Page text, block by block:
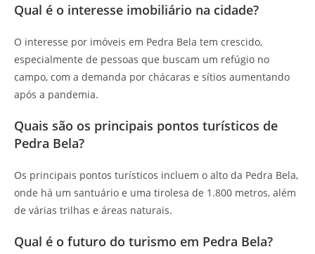
Qual é o interesse imobiliário na cidade?
O interesse por imóveis em Pedra Bela tem crescido,
especialmente de pessoas que buscam um refúgio no
campo, com a demanda por chácaras e sítios aumentando
após a pandemia.
Quais são os principais pontos turísticos de
Pedra Bela?
Os principais pontos turísticos incluem o alto da Pedra Bela,
onde há um santuário e uma tirolesa de 1.800 metros, além
de várias trilhas e áreas naturais.
Qual é o futuro do turismo em Pedra Bela?